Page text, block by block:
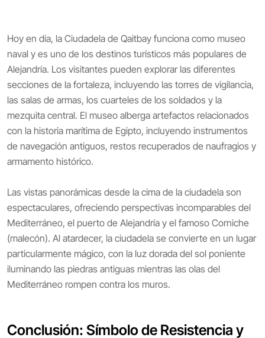
Hoy en día, la Ciudadela de Qaitbay funciona como museo
naval y es uno de los destinos turísticos más populares de
Alejandría. Los visitantes pueden explorar las diferentes
secciones de la fortaleza, incluyendo las torres de vigilancia,
las salas de armas, los cuarteles de los soldados y la
mezquita central. El museo alberga artefactos relacionados
con la historia marítima de Egipto, incluyendo instrumentos
de navegación antiguos, restos recuperados de naufragios y
armamento histórico.
Las vistas panorámicas desde la cima de la ciudadela son
espectaculares, ofreciendo perspectivas incomparables del
Mediterráneo, el puerto de Alejandría y el famoso Corniche
(malecón). Al atardecer, la ciudadela se convierte en un lugar
particularmente mágico, con la luz dorada del sol poniente
iluminando las piedras antiguas mientras las olas del
Mediterráneo rompen contra los muros.
Conclusión: Símbolo de Resistencia y